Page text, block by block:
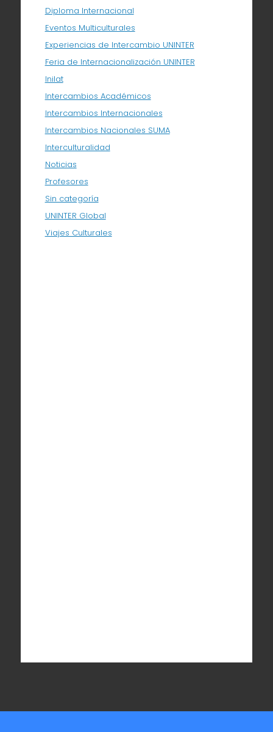
Diploma Internacional
Eventos Multiculturales
Experiencias de Intercambio UNINTER
Feria de Internacionalización UNINTER
Inilat
Intercambios Académicos
Intercambios Internacionales
Intercambios Nacionales SUMA
Interculturalidad
Noticias
Profesores
Sin categoría
UNINTER Global
Viajes Culturales